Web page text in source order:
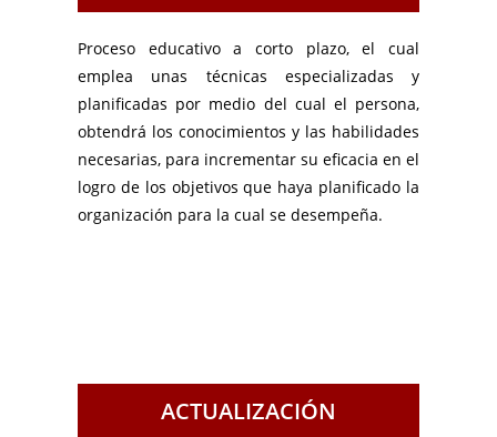
Proceso educativo a corto plazo, el cual
emplea unas técnicas especializadas y
planificadas por medio del cual el persona,
obtendrá los conocimientos y las habilidades
necesarias, para incrementar su eficacia en el
logro de los objetivos que haya planificado la
organización para la cual se desempeña.
ACTUALIZACIÓN